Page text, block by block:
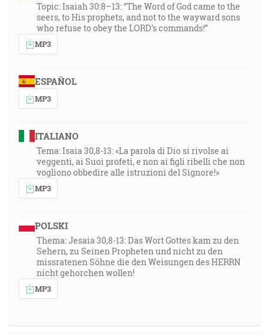
Topic: Isaiah 30:8–13: “The Word of God came to the
seers, to His prophets, and not to the wayward sons
who refuse to obey the LORD’s commands!”
MP3
ESPAÑOL
MP3
ITALIANO
Tema: Isaia 30,8-13: «La parola di Dio si rivolse ai
veggenti, ai Suoi profeti, e non ai figli ribelli che non
vogliono obbedire alle istruzioni del Signore!»
MP3
POLSKI
Thema: Jesaia 30,8-13: Das Wort Gottes kam zu den
Sehern, zu Seinen Propheten und nicht zu den
missratenen Söhne die den Weisungen des HERRN
nicht gehorchen wollen!
MP3